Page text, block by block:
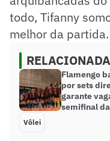
todo, Tifanny
melhor da partida.
Flamengo
por sets
garante
semifinal
Vôlei